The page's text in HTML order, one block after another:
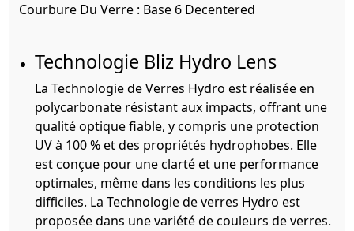
Courbure Du Verre : Base 6 Decentered
Technologie Bliz Hydro Lens
La Technologie de Verres Hydro est réalisée en
polycarbonate résistant aux impacts, offrant une
qualité optique fiable, y compris une protection
UV à 100 % et des propriétés hydrophobes. Elle
est conçue pour une clarté et une performance
optimales, même dans les conditions les plus
difficiles. La Technologie de verres Hydro est
proposée dans une variété de couleurs de verres.